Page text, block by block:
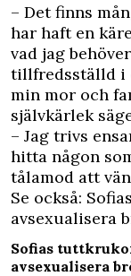
– Det finns
har haft en
vad jag
tillfredsställd i
min mor och
självkärlek
– Jag trivs
hitta någon
tålamod att
Se också:
avsexualisera
Sofias
avsexualisera